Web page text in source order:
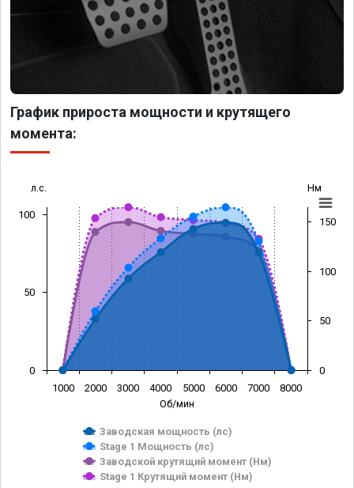
График прироста мощности и крутящего
момента:
Об/мин
л.с. Нм
Заводская мощность (лс)
Stage 1 Мощность (лс)
Заводской крутящий момент (Нм)
Stage 1 Крутящий момент (Нм)
1000 2000 3000 4000 5000 6000 7000 8000
0
50
100
0
50
100
150